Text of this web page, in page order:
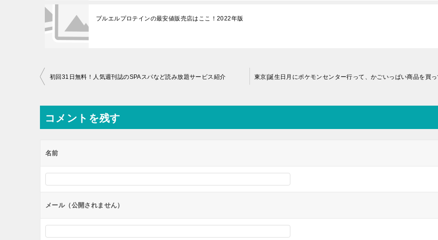
プルエルプロテインの最安値販売店はここ！2022年版
投
ナ
ビ
ー
ョ
ン
初回31日無料！人気週刊誌のSPAスパなど読み放題サービス紹介
コメントを残す
名前
メール（公開されません）